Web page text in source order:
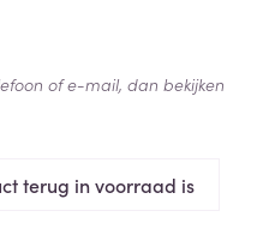
terug in voorraad is
of e-mail, dan bekijken